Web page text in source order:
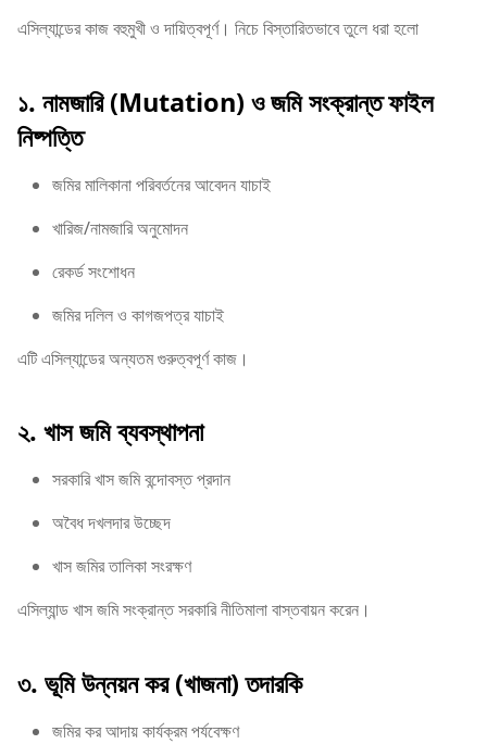
এসিল্যান্ডের কাজ বহুমুখী ও দায়িত্বপূর্ণ। নিচে বিস্তারিতভাবে তুলে ধরা হলো
১. নামজারি (Mutation) ও জমি সংক্রান্ত ফাইল
নিষ্পত্তি
জমির মালিকানা পরিবর্তনের আবেদন যাচাই
খারিজ/নামজারি অনুমোদন
রেকর্ড সংশোধন
জমির দলিল ও কাগজপত্র যাচাই
এটি এসিল্যান্ডের অন্যতম গুরুত্বপূর্ণ কাজ।
২. খাস জমি ব্যবস্থাপনা
সরকারি খাস জমি বন্দোবস্ত প্রদান
অবৈধ দখলদার উচ্ছেদ
খাস জমির তালিকা সংরক্ষণ
এসিল্যান্ড খাস জমি সংক্রান্ত সরকারি নীতিমালা বাস্তবায়ন করেন।
৩. ভূমি উন্নয়ন কর (খাজনা) তদারকি
জমির কর আদায় কার্যক্রম পর্যবেক্ষণ